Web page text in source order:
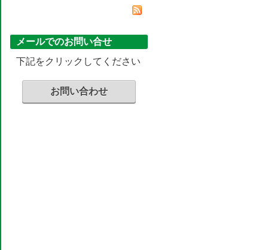
メールでのお問い合せ
下記をクリックしてください
お問い合わせ